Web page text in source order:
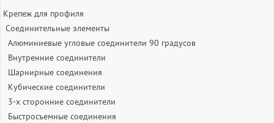
Крепеж для профиля
Соединительные элементы
Алюминиевые угловые соединители 90 градусов
Внутренние соединители
Шарнирные соединения
Кубические соединители
3-х сторонние соединители
Быстросъемные соединения